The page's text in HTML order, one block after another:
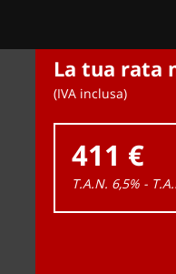
La tua rata
(IVA inclusa)
411 €
T.A.N. 6,5% -